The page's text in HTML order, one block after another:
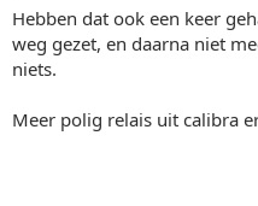
Hebben dat ook een keer
weg gezet, en daarna niet
niets.
Meer polig relais uit calibra